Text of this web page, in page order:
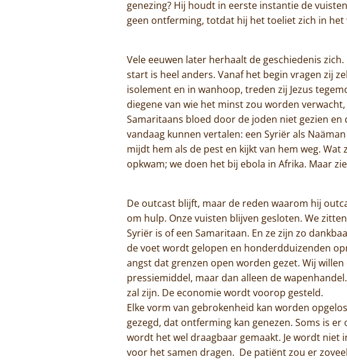
genezing? Hij houdt in eerste instantie de
geen ontferming, totdat hij het toeliet zich in
Vele eeuwen later herhaalt de geschiedenis
start is heel anders. Vanaf het begin vragen zij
isolement en in wanhoop, treden zij Jezus
diegene van wie het minst zou worden
Samaritaans bloed door de joden niet gezien
vandaag kunnen vertalen: een Syriër als
mijdt hem als de pest en kijkt van hem weg.
opkwam; we doen het bij ebola in Afrika. Maar
De outcast blijft, maar de reden waarom hij
om hulp. Onze vuisten blijven gesloten. We
Syriër is of een Samaritaan. En ze zijn zo
de voet wordt gelopen en honderdduizenden
angst dat grenzen open worden gezet. Wij
pressiemiddel, maar dan alleen de
zal zijn. De economie wordt voorop gesteld.
Elke vorm van gebrokenheid kan worden
gezegd, dat ontferming kan genezen. Soms is
wordt het wel draagbaar gemaakt. Je wordt
voor het samen dragen. De patiënt zou er